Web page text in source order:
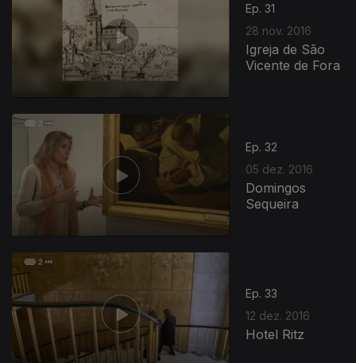
Ep. 31
28 nov. 2016
Igreja de São
Vicente de Fora
Ep. 32
05 dez. 2016
Domingos
Sequeira
Ep. 33
12 dez. 2016
Hotel Ritz
264874